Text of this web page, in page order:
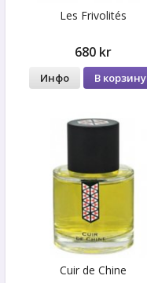
Les Frivolités
680 kr
Инфо В корзину
Cuir de Chine